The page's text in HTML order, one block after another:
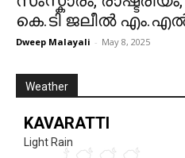
കെ.ടി ജലീൽ
Dweep Malayali - May 8, 2025
Weather
KAVARATTI
Light Rain